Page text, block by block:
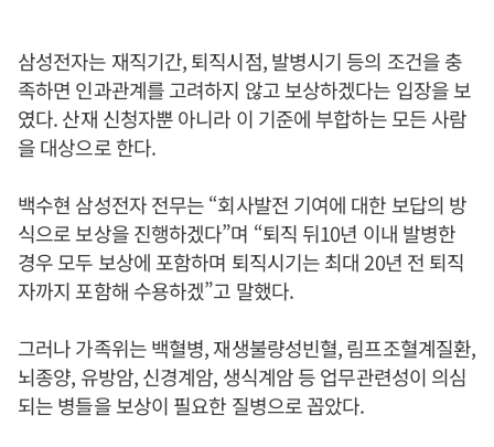
삼성전자는 재직기간, 퇴직시점, 발병시기 등의 조건을 충
족하면 인과관계를 고려하지 않고 보상하겠다는 입장을 보
였다. 산재 신청자뿐 아니라 이 기준에 부합하는 모든 사람
을 대상으로 한다.
백수현 삼성전자 전무는 “회사발전 기여에 대한 보답의 방
식으로 보상을 진행하겠다”며 “퇴직 뒤10년 이내 발병한
경우 모두 보상에 포함하며 퇴직시기는 최대 20년 전 퇴직
자까지 포함해 수용하겠”고 말했다.
그러나 가족위는 백혈병, 재생불량성빈혈, 림프조혈계질환,
뇌종양, 유방암, 신경계암, 생식계암 등 업무관련성이 의심
되는 병들을 보상이 필요한 질병으로 꼽았다.